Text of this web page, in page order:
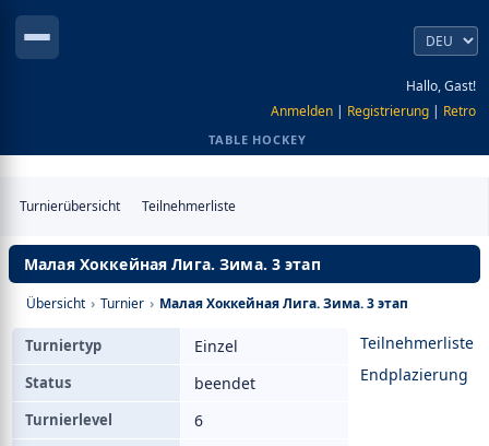
Hallo, Gast!
Anmelden | Registrierung | Retro
TABLE HOCKEY
Turnierübersicht Teilnehmerliste
Малая Хоккейная Лига. Зима. 3 этап
Übersicht › Turnier › Малая Хоккейная Лига. Зима. 3 этап
Teilnehmerliste
Endplazierung
Turniertyp Einzel
Status beendet
Turnierlevel 6